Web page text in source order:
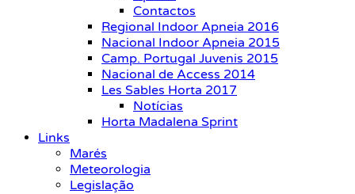
Contactos
Regional Indoor Apneia 2016
Nacional Indoor Apneia 2015
Camp. Portugal Juvenis 2015
Nacional de Access 2014
Les Sables Horta 2017
Notícias
Horta Madalena Sprint
Links
Marés
Meteorologia
Legislação